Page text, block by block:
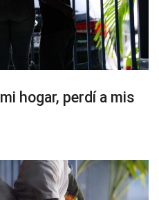
hogar, perdí a mis